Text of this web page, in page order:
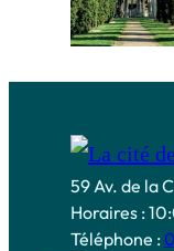
59 Av. de la
Horaires :
Téléphone :